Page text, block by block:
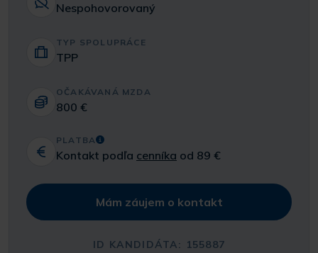
Nespohovorovaný
TYP SPOLUPRÁCE
TPP
OČAKÁVANÁ MZDA
800 €
PLATBA
Kontakt podľa cenníka od 89 €
Mám záujem o kontakt
ID KANDIDÁTA: 155887